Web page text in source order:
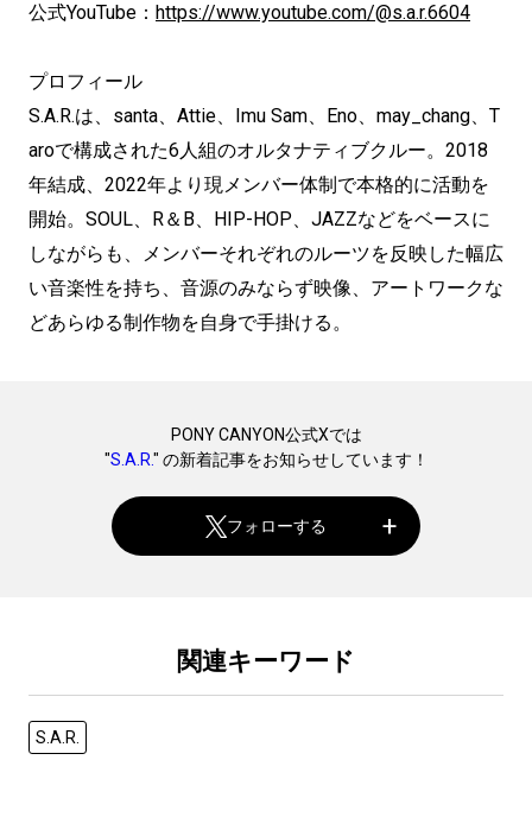
公式YouTube： https://www.youtube.com/@s.a.r.6604
プロフィール
S.A.R.は、santa、Attie、Imu Sam、Eno、may_chang、T
aroで構成された6人組のオルタナティブクルー。2018
年結成、2022年より現メンバー体制で本格的に活動を
開始。SOUL、R＆B、HIP-HOP、JAZZなどをベースに
しながらも、メンバーそれぞれのルーツを反映した幅広
い音楽性を持ち、音源のみならず映像、アートワークな
どあらゆる制作物を自身で手掛ける。
PONY CANYON公式Xでは
"S.A.R." の新着記事をお知らせしています！
フォローする
関連キーワード
S.A.R.